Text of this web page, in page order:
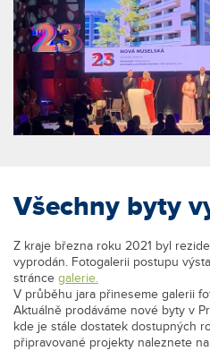
Všechny byty
Z kraje března roku 2021 byl
vyprodán. Fotogalerii postupu
stránce galerie.
V průběhu jara přineseme galerii
Aktuálně prodáváme nové byty v
kde je stále dostatek dostupných
připravované projekty naleznete